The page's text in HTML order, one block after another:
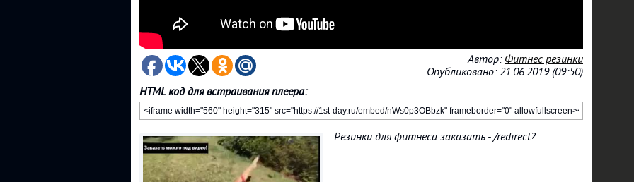
Автор: Фитнес резинки
Опубликовано: 21.06.2019 (09:50)
HTML код для встраивания плеера:
Резинки для фитнеса заказать - /redirect?